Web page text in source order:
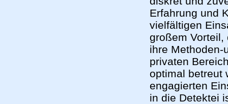
Erfahrung und
vielfältigen
großem
ihre Methoden-
privaten
optimal betreut
engagierten
in die Detektei